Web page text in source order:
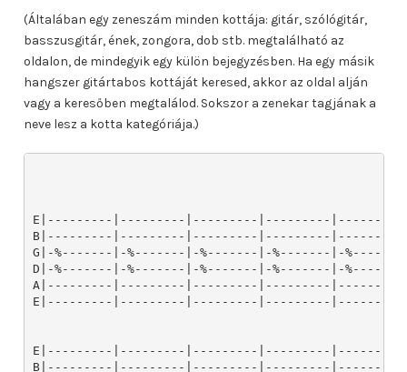
(Általában egy zeneszám minden kottája: gitár, szólógitár,
basszusgitár, ének, zongora, dob stb. megtalálható az
oldalon, de mindegyik egy külön bejegyzésben. Ha egy másik
hangszer gitártabos kottáját keresed, akkor az oldal alján
vagy a keresőben megtalálod. Sokszor a zenekar tagjának a
neve lesz a kotta kategóriája.)
E|---------|---------|---------|---------
B|---------|---------|---------|---------
G|-%-------|-%-------|-%-------|-%-------|-
D|-%-------|-%-------|-%-------|-%-------|-
A|---------|---------|---------|---------
E|---------|---------|---------|---------
E|---------|---------|---------|---------
B|---------|---------|---------|---------